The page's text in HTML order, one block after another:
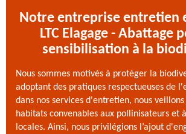
Notre entreprise entretien
LTC Elagage - Abattage
sensibilisation à la
Nous sommes motivés à protéger la
adoptant des pratiques respectueuses de
dans nos services d'entretien, nous
habitats convenables aux pollinisateurs et
locales. Ainsi, nous privilégions l’ajout